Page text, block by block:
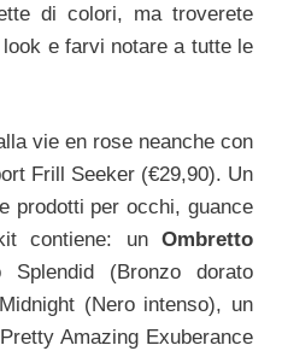
di colori, ma troverete
e farvi notare a tutte le
vie en rose neanche con
Frill Seeker (€29,90). Un
prodotti per occhi, guance
contiene: un Ombretto
(Bronzo dorato
(Nero intenso), un
Amazing Exuberance